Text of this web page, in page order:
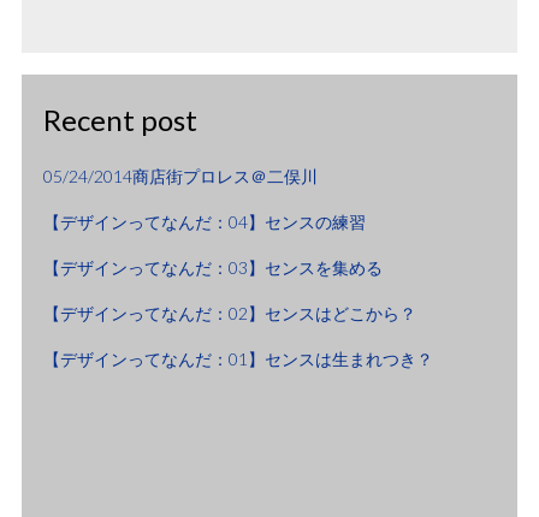
Recent post
05/24/2014商店街プロレス＠二俣川
【デザインってなんだ：04】センスの練習
【デザインってなんだ：03】センスを集める
【デザインってなんだ：02】センスはどこから？
【デザインってなんだ：01】センスは生まれつき？